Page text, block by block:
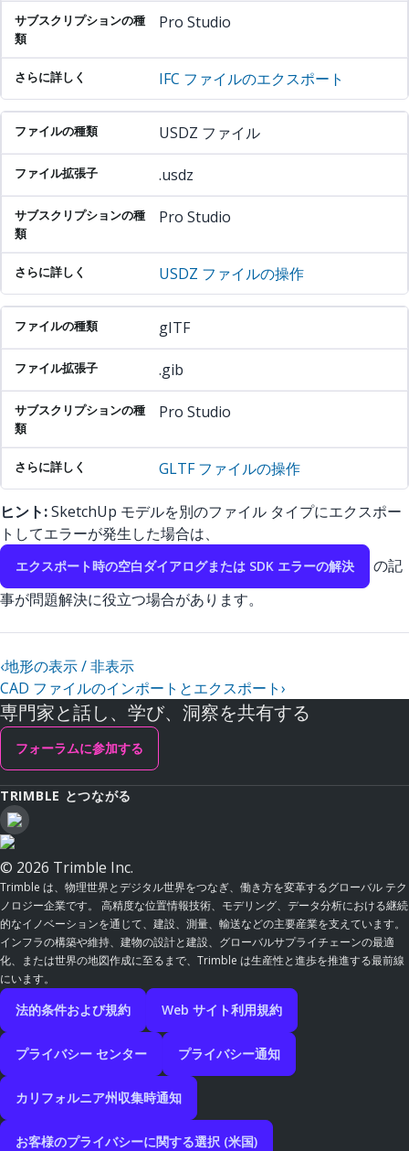
Pro Studio
IFC ファイルのエクスポート
USDZ ファイル
.usdz
Pro Studio
USDZ ファイルの操作
gITF
.gib
Pro Studio
GLTF ファイルの操作
ヒント:SketchUp モデルを別のファイル タイプにエクスポー
トしてエラーが発生した場合は、
エクスポート時の空白ダイアログまたは SDK エラーの解決
の記
事が問題解決に役立つ場合があります。
‹地形の表示 / 非表示
CAD ファイルのインポートとエクスポート›
専門家と話し、学び、洞察を共有する
フォーラムに参加する
TRIMBLE とつながる
© 2026 Trimble Inc.
Trimble は、物理世界とデジタル世界をつなぎ、働き方を変革するグローバル テク
ノロジー企業です。 高精度な位置情報技術、モデリング、データ分析における継続
的なイノベーションを通じて、建設、測量、輸送などの主要産業を支えています。
インフラの構築や維持、建物の設計と建設、グローバルサプライチェーンの最適
化、または世界の地図作成に至るまで、Trimble は生産性と進歩を推進する最前線
にいます。
法的条件および規約 Web サイト利用規約
プライバシー センター プライバシー通知
カリフォルニア州収集時通知
お客様のプライバシーに関する選択 (米国)